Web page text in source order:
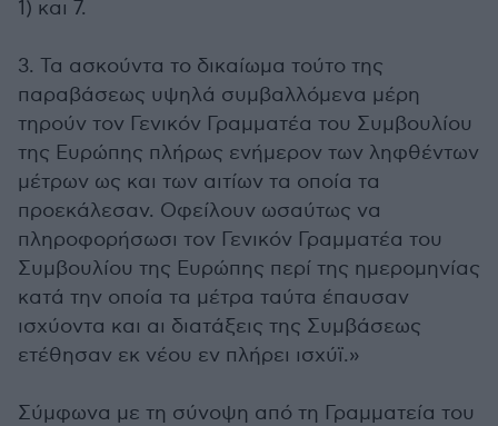
1) και 7.
3. Τα ασκούντα το δικαίωμα τούτο της
παραβάσεως υψηλά συμβαλλόμενα μέρη
τηρούν τον Γενικόν Γραμματέα του Συμβουλίου
της Ευρώπης πλήρως ενήμερον των ληφθέντων
μέτρων ως και των αιτίων τα οποία τα
προεκάλεσαν. Οφείλουν ωσαύτως να
πληροφορήσωσι τον Γενικόν Γραμματέα του
Συμβουλίου της Ευρώπης περί της ημερομηνίας
κατά την οποία τα μέτρα ταύτα έπαυσαν
ισχύοντα και αι διατάξεις της Συμβάσεως
ετέθησαν εκ νέου εν πλήρει ισχύϊ.»
Σύμφωνα με τη σύνοψη από τη Γραμματεία του